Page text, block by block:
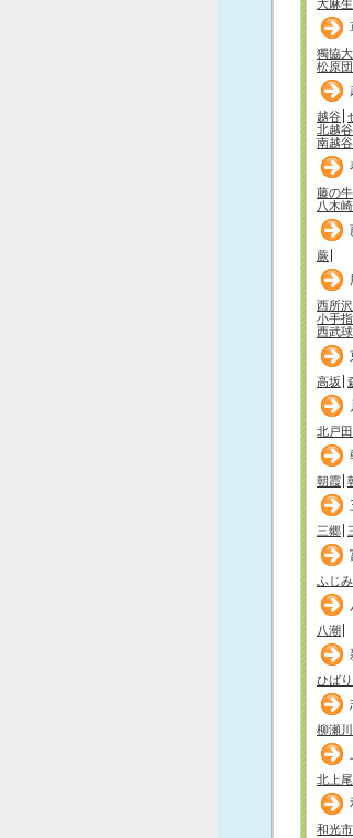
大麻生
獨協
松原
越谷
北越谷
南越谷
藤の
八木崎
蕨
西所沢
小手指
西武
高坂
北戸田
朝霞
三郷
ふじ
八潮
ひば
柳瀬川
北上尾
和光市